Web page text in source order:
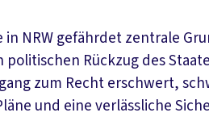
NRW gefährdet zentrale
Rückzug des
zum Recht erschwert,
und eine verlässliche